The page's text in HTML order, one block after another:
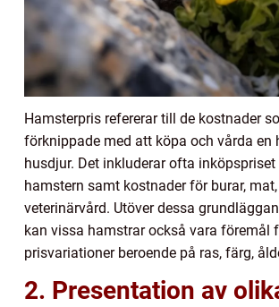
Hamsterpris refererar till de kostnader
förknippade med att köpa och vårda en
husdjur. Det inkluderar ofta
hamstern samt kostnader för burar,
veterinärvård. Utöver dessa
kan vissa hamstrar också vara föremål
prisvariationer beroende på ras, färg,
2. Presentation av